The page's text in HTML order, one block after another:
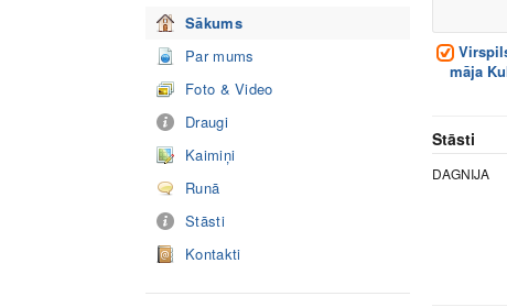
Sākums
Par mums
Foto & Video
Draugi
Kaimiņi
Runā
Stāsti
Kontakti
māja
Stāsti
DAGNIJA